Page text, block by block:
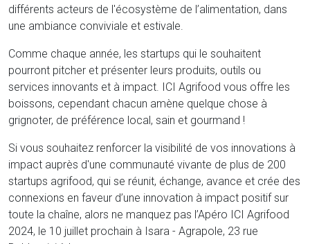
différents acteurs de l'écosystème de l’alimentation, dans
une ambiance conviviale et estivale.
Comme chaque année, les startups qui le souhaitent
pourront pitcher et présenter leurs produits, outils ou
services innovants et à impact. ICI Agrifood vous offre les
boissons, cependant chacun amène quelque chose à
grignoter, de préférence local, sain et gourmand !
Si vous souhaitez renforcer la visibilité de vos innovations à
impact auprès d'une communauté vivante de plus de 200
startups agrifood, qui se réunit, échange, avance et crée des
connexions en faveur d’une innovation à impact positif sur
toute la chaîne, alors ne manquez pas l’Apéro ICI Agrifood
2024, le 10 juillet prochain à Isara - Agrapole, 23 rue